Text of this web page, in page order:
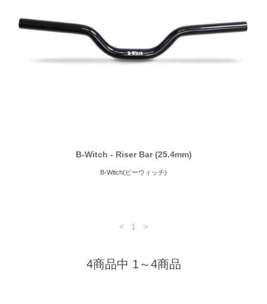
B-Witch - Riser Bar (25.4mm)
B-Witch(ビーウィッチ)
< 1 >
4商品中 1～4商品